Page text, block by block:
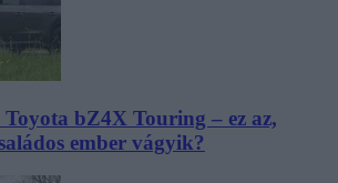
bZ4X Touring – ez az,
ember vágyik?